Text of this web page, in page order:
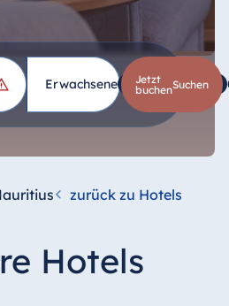
Erwachsene 1 Kinder
Jetzt
buchen suchen
zurück zu Hotels
Hotels